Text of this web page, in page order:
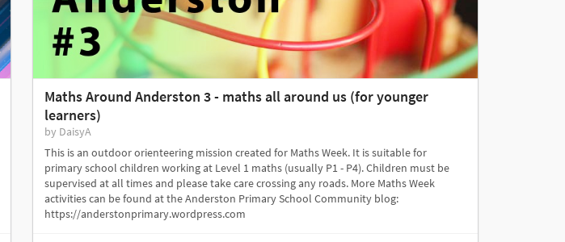
Maths Around Anderston 3 - maths all around us (for younger
learners)
by DaisyA
This is an outdoor orienteering mission created for Maths Week. It is suitable for
primary school children working at Level 1 maths (usually P1 - P4). Children must be
supervised at all times and please take care crossing any roads. More Maths Week
activities can be found at the Anderston Primary School Community blog:
https://anderstonprimary.wordpress.com